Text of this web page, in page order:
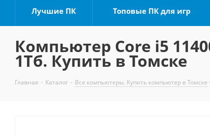
Лучшие ПК Топовые ПК для игр
Компьютер Core i5
1Тб. Купить в Томске
Главная - Каталог - Все компьютеры. Купить компьютер в Томске